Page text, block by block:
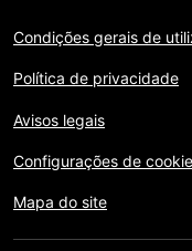
Condições gerais de
Política de privacidade
Avisos legais
Configurações de
Mapa do site